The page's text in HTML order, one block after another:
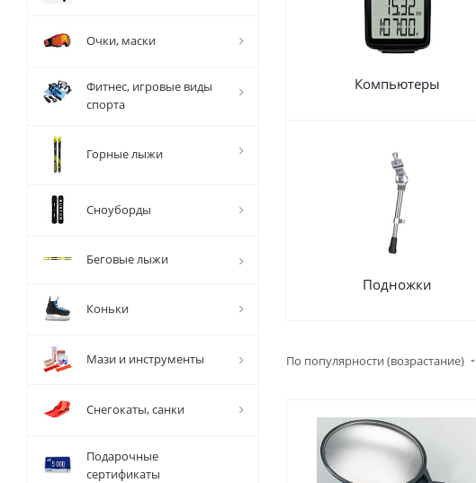
Компьютеры
Подножки
По популярности (возрастание)
Очки, маски
Фитнес, игровые виды
спорта
Горные лыжи
Сноуборды
Беговые лыжи
Коньки
Мази и инструменты
Снегокаты, санки
Подарочные
сертификаты